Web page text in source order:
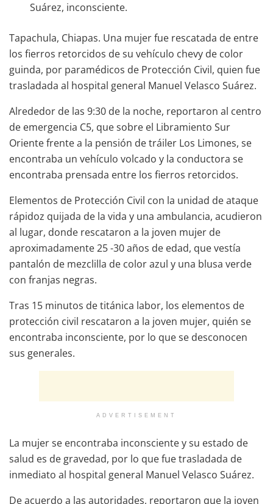
Suárez, inconsciente.
Tapachula, Chiapas. Una mujer fue rescatada de entre
los fierros retorcidos de su vehículo chevy de color
guinda, por paramédicos de Protección Civil, quien fue
trasladada al hospital general Manuel Velasco Suárez.
Alrededor de las 9:30 de la noche, reportaron al centro
de emergencia C5, que sobre el Libramiento Sur
Oriente frente a la pensión de tráiler Los Limones, se
encontraba un vehículo volcado y la conductora se
encontraba prensada entre los fierros retorcidos.
Elementos de Protección Civil con la unidad de ataque
rápidoz quijada de la vida y una ambulancia, acudieron
al lugar, donde rescataron a la joven mujer de
aproximadamente 25 -30 años de edad, que vestía
pantalón de mezclilla de color azul y una blusa verde
con franjas negras.
Tras 15 minutos de titánica labor, los elementos de
protección civil rescataron a la joven mujer, quién se
encontraba inconsciente, por lo que se desconocen
sus generales.
ADVERTISEMENT
La mujer se encontraba inconsciente y su estado de
salud es de gravedad, por lo que fue trasladada de
inmediato al hospital general Manuel Velasco Suárez.
De acuerdo a las autoridades, reportaron que la joven